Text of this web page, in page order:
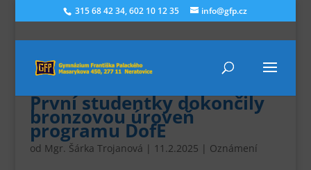
315 68 42 34, 602 10 12 35 info@gfp.cz
První studentky dokončily
bronzovou úroveň
programu DofE
od Mgr. Šárka Trojanová | 11.2.2025 | Oznámení